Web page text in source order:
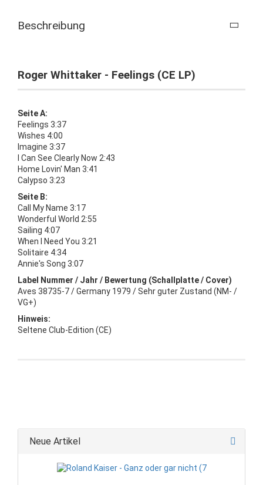
Beschreibung
Roger Whittaker - Feelings (CE LP)
Seite A:
Feelings 3:37
Wishes 4:00
Imagine 3:37
I Can See Clearly Now 2:43
Home Lovin' Man 3:41
Calypso 3:23
Seite B:
Call My Name 3:17
Wonderful World 2:55
Sailing 4:07
When I Need You 3:21
Solitaire 4:34
Annie's Song 3:07
Label Nummer / Jahr / Bewertung (Schallplatte / Cover)
Aves 38735-7 / Germany 1979 / Sehr guter Zustand (NM- /
VG+)
Hinweis:
Seltene Club-Edition (CE)
Neue Artikel